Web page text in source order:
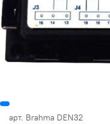
арт. Brahma DEN32